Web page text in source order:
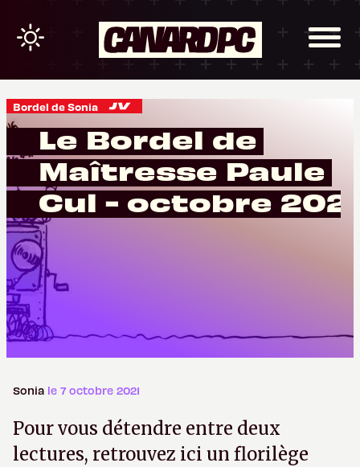
Bordel de Sonia
Le Bordel de
Maîtresse Paule
Cul - octobre 2021
Sonia le 7 octobre 2021
Pour vous détendre entre deux
lectures, retrouvez ici un florilège